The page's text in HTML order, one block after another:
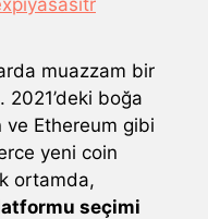
muazzam bir
2021’deki boğa
Ethereum gibi
yeni coin
ortamda,
seçimi